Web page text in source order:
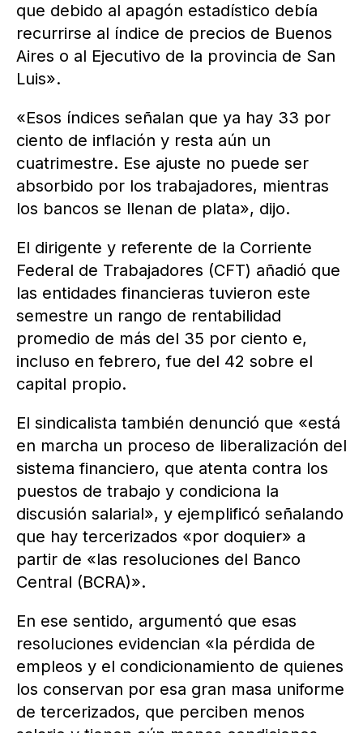
que debido al apagón estadístico debía
recurrirse al índice de precios de Buenos
Aires o al Ejecutivo de la provincia de San
Luis».
«Esos índices señalan que ya hay 33 por
ciento de inflación y resta aún un
cuatrimestre. Ese ajuste no puede ser
absorbido por los trabajadores, mientras
los bancos se llenan de plata», dijo.
El dirigente y referente de la Corriente
Federal de Trabajadores (CFT) añadió que
las entidades financieras tuvieron este
semestre un rango de rentabilidad
promedio de más del 35 por ciento e,
incluso en febrero, fue del 42 sobre el
capital propio.
El sindicalista también denunció que «está
en marcha un proceso de liberalización del
sistema financiero, que atenta contra los
puestos de trabajo y condiciona la
discusión salarial», y ejemplificó señalando
que hay tercerizados «por doquier» a
partir de «las resoluciones del Banco
Central (BCRA)».
En ese sentido, argumentó que esas
resoluciones evidencian «la pérdida de
empleos y el condicionamiento de quienes
los conservan por esa gran masa uniforme
de tercerizados, que perciben menos